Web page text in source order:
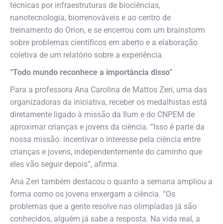
técnicas por infraestruturas de biociências,
nanotecnologia, biorrenováveis e ao centro de
treinamento do Orion, e se encerrou com um brainstorm
sobre problemas científicos em aberto e a elaboração
coletiva de um relatório sobre a experiência.
“Todo mundo reconhece a importância disso”
Para a professora Ana Carolina de Mattos Zeri, uma das
organizadoras da iniciativa, receber os medalhistas está
diretamente ligado à missão da Ilum e do CNPEM de
aproximar crianças e jovens da ciência. “Isso é parte da
nossa missão: incentivar o interesse pela ciência entre
crianças e jovens, independentemente do caminho que
eles vão seguir depois”, afirma.
Ana Zeri também destacou o quanto a semana ampliou a
forma como os jovens enxergam a ciência. “Os
problemas que a gente resolve nas olimpíadas já são
conhecidos, alguém já sabe a resposta. Na vida real, a